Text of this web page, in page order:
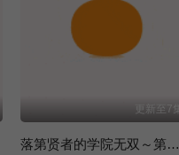
更新至7集
落第贤者的学院无双～第二次转生的S级开外挂魔术师冒险录～